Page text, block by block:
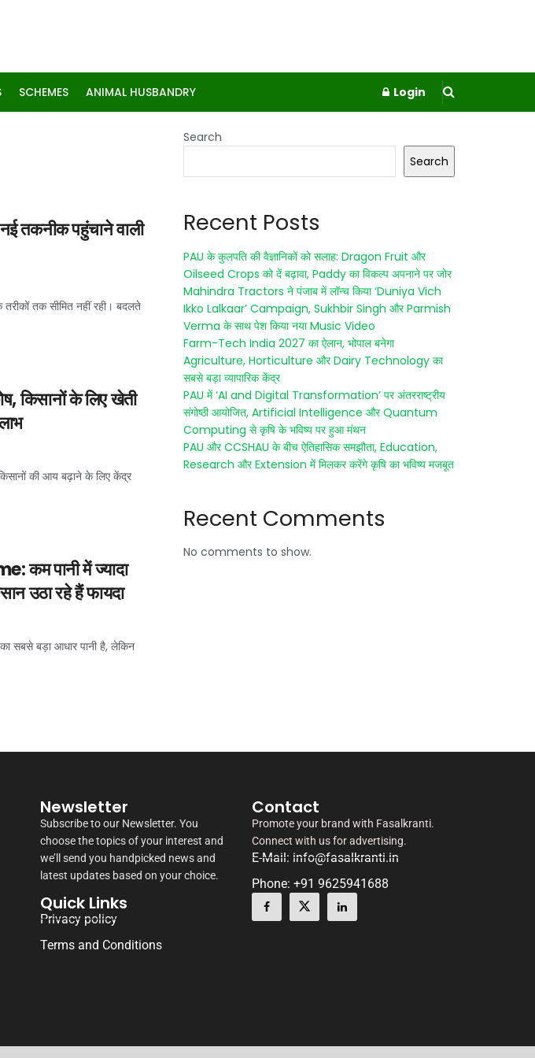
SCHEMES ANIMAL HUSBANDRY Login
तकनीक पहुंचाने वाली
तक सीमित नहीं रही। बदलते
किसानों के लिए खेती
की आय बढ़ाने के लिए केंद्र
पानी में ज्यादा
उठा रहे हैं फायदा
बड़ा आधार पानी है, लेकिन
Search
Search
Recent Posts
PAU के कुलपति की वैज्ञानिकों को सलाह: Dragon Fruit और
Oilseed Crops को दें बढ़ावा, Paddy का विकल्प अपनाने पर जोर
Mahindra Tractors ने पंजाब में लॉन्च किया ‘Duniya Vich
Ikko Lalkaar’ Campaign, Sukhbir Singh और Parmish
Verma के साथ पेश किया नया Music Video
Farm-Tech India 2027 का ऐलान, भोपाल बनेगा
Agriculture, Horticulture और Dairy Technology का
सबसे बड़ा व्यापारिक केंद्र
PAU में ‘AI and Digital Transformation’ पर अंतरराष्ट्रीय
संगोष्ठी आयोजित, Artificial Intelligence और Quantum
Computing से कृषि के भविष्य पर हुआ मंथन
PAU और CCSHAU के बीच ऐतिहासिक समझौता, Education,
Research और Extension में मिलकर करेंगे कृषि का भविष्य मजबूत
Recent Comments
No comments to show.
Newsletter
Subscribe to our Newsletter. You
choose the topics of your interest and
we’ll send you handpicked news and
latest updates based on your choice.
Quick Links
Privacy policy
Terms and Conditions
Contact
Promote your brand with Fasalkranti.
Connect with us for advertising.
E-Mail: info@fasalkranti.in
Phone: +91 9625941688